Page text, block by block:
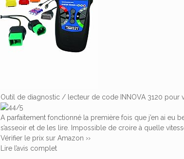
Outil de diagnostic / lecteur de code INNOVA 3120 pour
4/5
A parfaitement fonctionné la première fois que j’en ai eu
s’asseoir et de les lire.
Impossible de croire à quelle
Vérifier le prix sur Amazon ››
Lire l’avis complet